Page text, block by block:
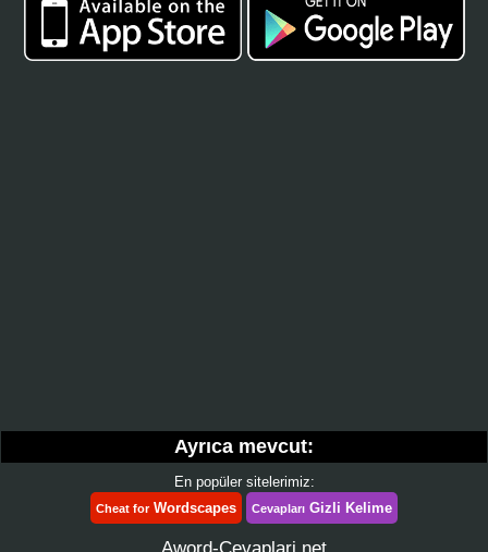
Ayrıca mevcut:
En popüler sitelerimiz:
Cheat forWordscapes Cevapları Gizli Kelime
Aword-Cevaplari.net